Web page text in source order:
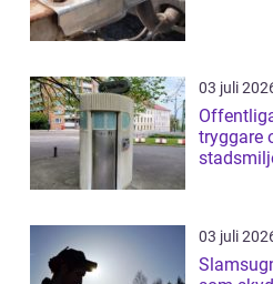
03 juli
tryggare
03 juli
Slamsugning så